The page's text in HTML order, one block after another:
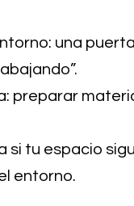
una
preparar
si tu espacio
entorno.